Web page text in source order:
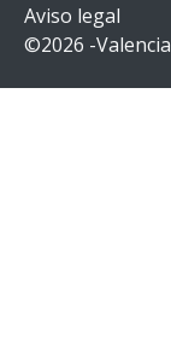
Aviso legal
©2026 -